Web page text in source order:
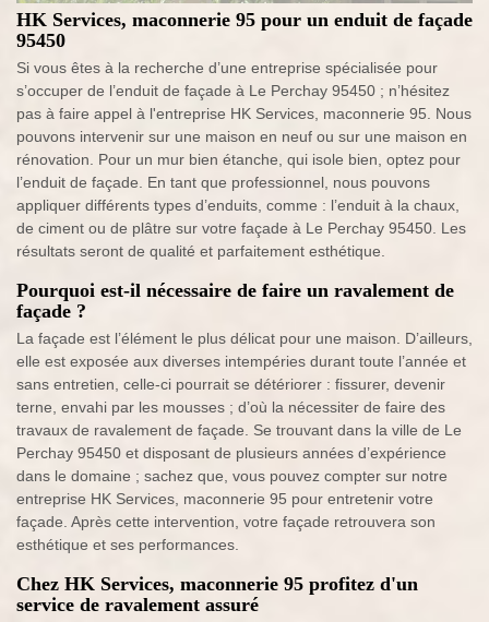
HK Services, maconnerie 95 pour un enduit de façade
95450
Si vous êtes à la recherche d’une entreprise spécialisée pour
s’occuper de l’enduit de façade à Le Perchay 95450 ; n’hésitez
pas à faire appel à l'entreprise HK Services, maconnerie 95. Nous
pouvons intervenir sur une maison en neuf ou sur une maison en
rénovation. Pour un mur bien étanche, qui isole bien, optez pour
l’enduit de façade. En tant que professionnel, nous pouvons
appliquer différents types d’enduits, comme : l’enduit à la chaux,
de ciment ou de plâtre sur votre façade à Le Perchay 95450. Les
résultats seront de qualité et parfaitement esthétique.
Pourquoi est-il nécessaire de faire un ravalement de
façade ?
La façade est l’élément le plus délicat pour une maison. D’ailleurs,
elle est exposée aux diverses intempéries durant toute l’année et
sans entretien, celle-ci pourrait se détériorer : fissurer, devenir
terne, envahi par les mousses ; d’où la nécessiter de faire des
travaux de ravalement de façade. Se trouvant dans la ville de Le
Perchay 95450 et disposant de plusieurs années d’expérience
dans le domaine ; sachez que, vous pouvez compter sur notre
entreprise HK Services, maconnerie 95 pour entretenir votre
façade. Après cette intervention, votre façade retrouvera son
esthétique et ses performances.
Chez HK Services, maconnerie 95 profitez d'un
service de ravalement assuré